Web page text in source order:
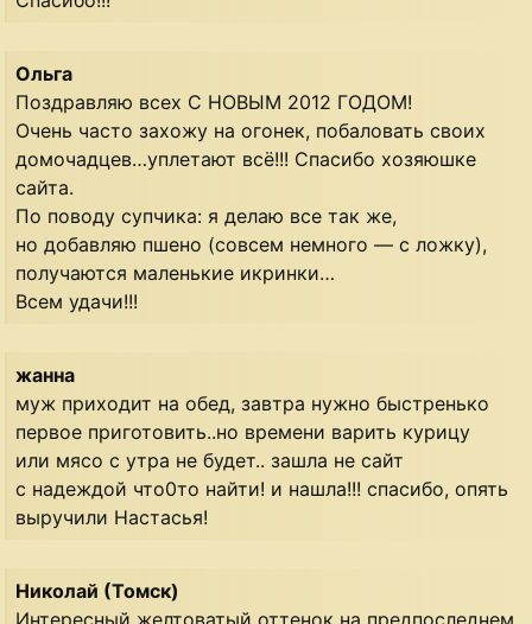
Ольга
Поздравляю всех С НОВЫМ 2012 ГОДОМ!
Очень часто захожу на огонек, побаловать своих
домочадцев…уплетают всё!!! Спасибо хозяюшке
сайта.
По поводу супчика: я делаю все так же,
но добавляю пшено (совсем немного — с ложку),
получаются маленькие икринки…
Всем удачи!!!
жанна
муж приходит на обед, завтра нужно быстренько
первое приготовить..но времени варить курицу
или мясо с утра не будет.. зашла не сайт
с надеждой что0то найти! и нашла!!! спасибо, опять
выручили Настасья!
Николай (Томск)
Интересный желтоватый оттенок на предпоследнем